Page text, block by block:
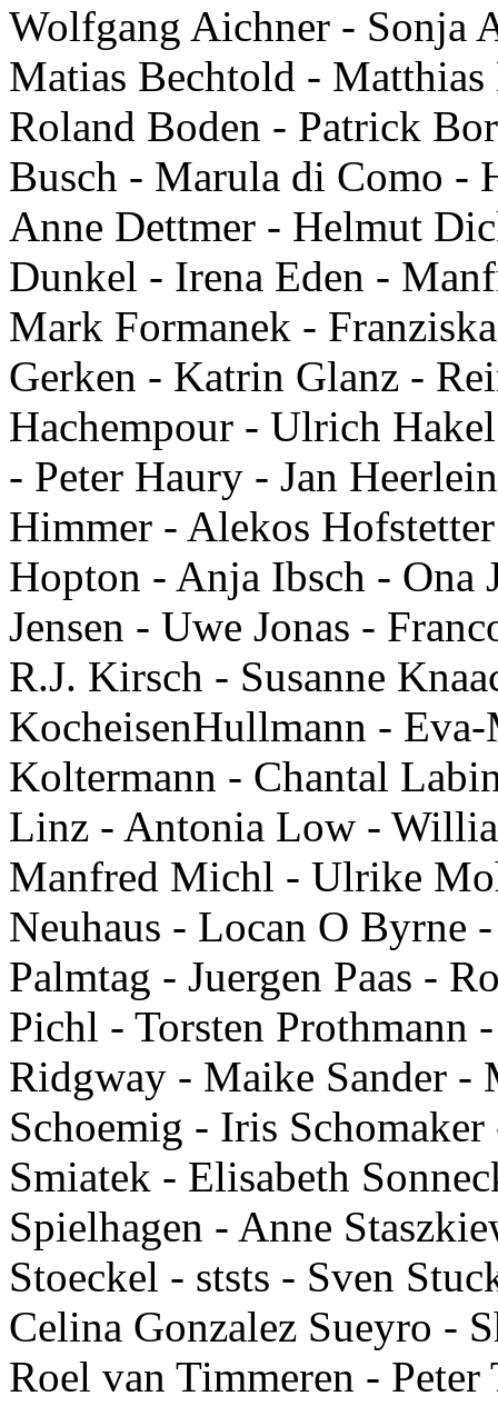
Wolfgang Aichner - Sonja
Matias Bechtold -
Roland Boden - Patrick
Busch - Marula di Como -
Anne Dettmer - Helmut
Dunkel - Irena Eden -
Mark Formanek -
Gerken - Katrin Glanz -
Hachempour - Ulrich
- Peter Haury - Jan
Himmer - Alekos
Hopton - Anja Ibsch - Ona
Jensen - Uwe Jonas -
R.J. Kirsch - Susanne
KocheisenHullmann -
Koltermann - Chantal
Linz - Antonia Low -
Manfred Michl - Ulrike
Neuhaus - Locan O Byrne
Palmtag - Juergen Paas -
Pichl - Torsten Prothmann
Ridgway - Maike Sander -
Schoemig - Iris
Smiatek - Elisabeth
Spielhagen - Anne
Stoeckel - ststs - Sven
Celina Gonzalez Sueyro -
Roel van Timmeren -